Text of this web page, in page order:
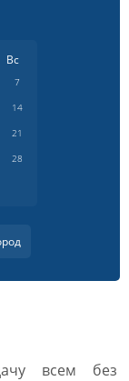
Вс
7
14
21
28
всем без